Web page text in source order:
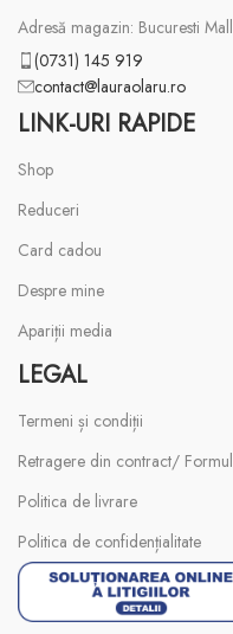
Adresă magazin: Bucuresti
(0731) 145 919
contact@lauraolaru.ro
LINK-URI RAPIDE
Shop
Reduceri
Card cadou
Despre mine
Apariții media
LEGAL
Termeni și condiții
Retragere din contract/
Politica de livrare
Politica de confidențialitate